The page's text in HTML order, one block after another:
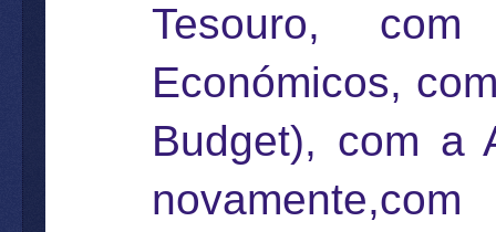
Tesouro,
Económicos,
Budget), com a